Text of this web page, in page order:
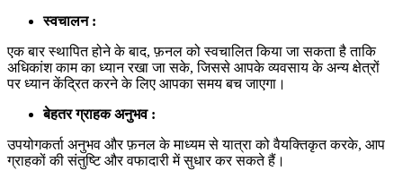
स्वचालन :
एक बार स्थापित होने के बाद, फ़नल को स्वचालित किया जा सकता है ताकि
अधिकांश काम का ध्यान रखा जा सके, जिससे आपके व्यवसाय के अन्य क्षेत्रों
पर ध्यान केंद्रित करने के लिए आपका समय बच जाएगा।
बेहतर ग्राहक अनुभव :
उपयोगकर्ता अनुभव और फ़नल के माध्यम से यात्रा को वैयक्तिकृत करके, आप
ग्राहकों की संतुष्टि और वफादारी में सुधार कर सकते हैं।